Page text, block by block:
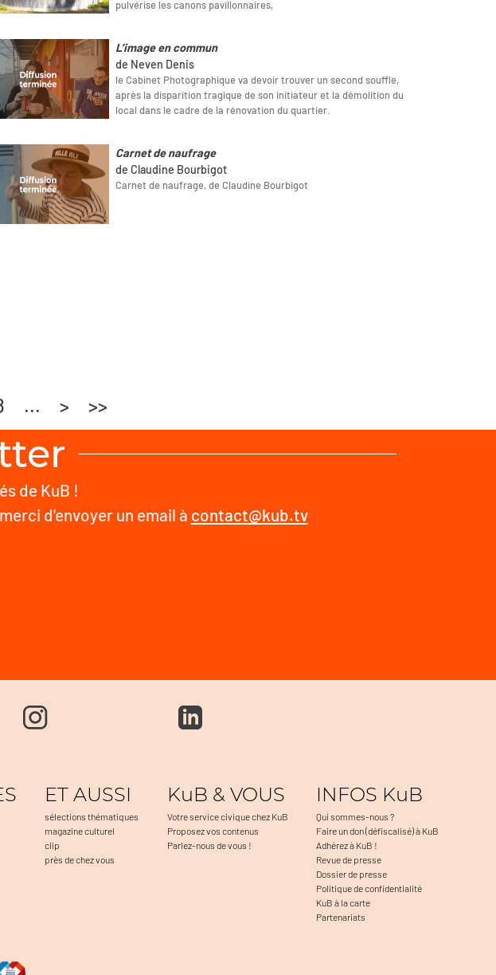
pulvérise les canons pavillonnaires,
L’image en commun
de Neven Denis
le Cabinet Photographique va devoir trouver un second souffle,
après la disparition tragique de son initiateur et la démolition du
local dans le cadre de la rénovation du quartier.
Carnet de naufrage
de Claudine Bourbigot
Carnet de naufrage, de Claudine Bourbigot
... > >>
de KuB !
d'envoyer un email à contact@kub.tv
ET AUSSI
sélections thématiques
magazine culturel
clip
près de chez vous
KuB & VOUS
Votre service civique chez KuB
Proposez vos contenus
Parlez-nous de vous !
INFOS KuB
Qui sommes-nous ?
Faire un don (défiscalisé) à KuB
Adhérez à KuB !
Revue de presse
Dossier de presse
Politique de confidentialité
KuB à la carte
Partenariats